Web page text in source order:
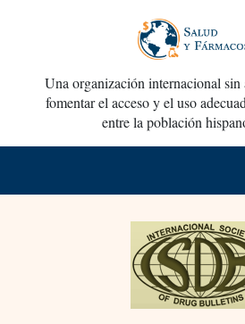
Una organización internacional sin
fomentar el acceso y el uso
entre la población